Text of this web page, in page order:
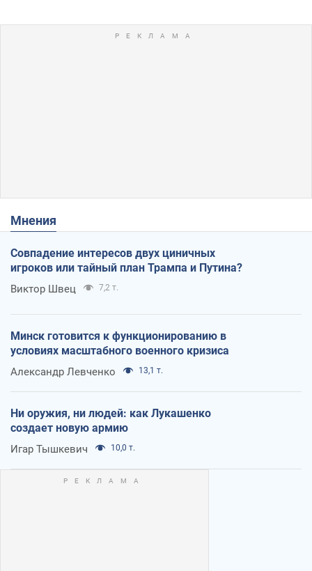
Мнения
Совпадение интересов двух циничных
игроков или тайный план Трампа и Путина?
Виктор Швец 7,2 т.
Минск готовится к функционированию в
условиях масштабного военного кризиса
Александр Левченко 13,1 т.
Ни оружия, ни людей: как Лукашенко
создает новую армию
Игар Тышкевич 10,0 т.